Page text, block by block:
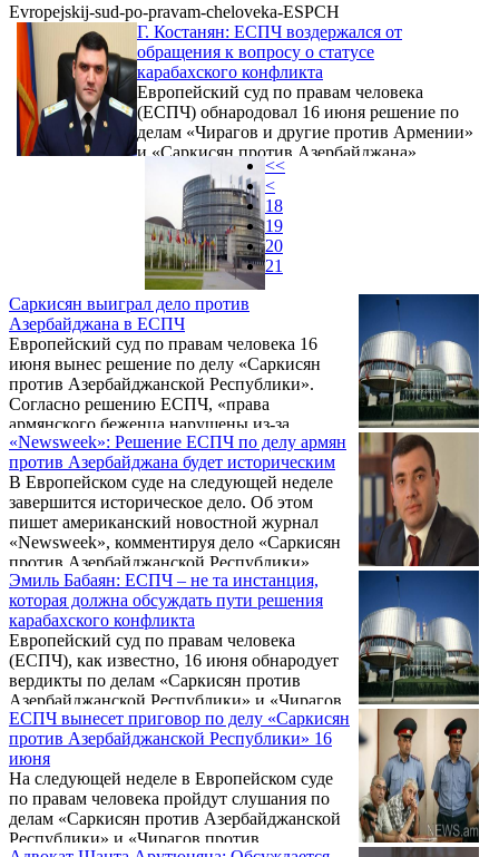
Evropejskij-sud-po-pravam-cheloveka-ESPCH
Г. Костанян: ЕСПЧ воздержался от
обращения к вопросу о статусе
карабахского конфликта
Европейский суд по правам человека
(ЕСПЧ) обнародовал 16 июня решение по
делам «Чирагов и другие против Армении»
и «Саркисян против Азербайджана».
Комментируя вердикты, представитель
правительства Армении в Евросуде,
генеральный прокурор РА Геворк Костанян
в интервью специальному корреспонденту
Panorama.am в Страсбурге заявил, что оба
дела в ЕСПЧ рассматривались параллельно
и решения также обнародованы
одновременно, а это свидетельствует о
попытках суда проявить к ним максимально
тождественный подход ...
Саркисян выиграл дело против
Азербайджана в ЕСПЧ
Европейский суд по правам человека 16
июня вынес решение по делу «Саркисян
против Азербайджанской Республики».
Согласно решению ЕСПЧ, «права
армянского беженца нарушены из-за
отсутствия доступа к своей собственности в
Азербайджане, оставленной в ходе
конфликта вокруг Нагорного Карабаха».
«Newsweek»: Решение ЕСПЧ по делу армян
против Азербайджана будет историческим
В Европейском суде на следующей неделе
завершится историческое дело. Об этом
пишет американский новостной журнал
«Newsweek», комментируя дело «Саркисян
против Азербайджанской Республики»,
рассматриваемое в Европейском суде по
правам человека, решение по которому
будет вынесено 16 июня.
Эмиль Бабаян: ЕСПЧ – не та инстанция,
которая должна обсуждать пути решения
карабахского конфликта
Европейский суд по правам человека
(ЕСПЧ), как известно, 16 июня обнародует
вердикты по делам «Саркисян против
Азербайджанской Республики» и «Чирагов
против Республики Армения». К данной
теме накануне, 12 июня, в эфире
информационной программы «Айлур»
Общественного телевидения Армении
обратился заместитель уполномоченного
представителя правительства РА в ЕСПЧ
Эмиль Бабаян.
ЕСПЧ вынесет приговор по делу «Саркисян
против Азербайджанской Республики» 16
июня
На следующей неделе в Европейском суде
по правам человека пройдут слушания по
делам «Саркисян против Азербайджанской
Республики» и «Чирагов против
<<
<
18
19
20
21